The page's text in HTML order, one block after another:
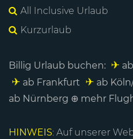
All Inclusive Urlaub
Kurzurlaub
Billig Urlaub buchen: ✈
✈ ab Frankfurt ✈ ab
ab Nürnberg ⊕ mehr
HINWEIS: Auf unserer